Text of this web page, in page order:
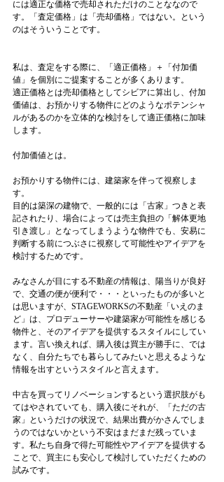
には適正な価格で売却されただけのことななので
す。「査定価格」は「売却価格」ではない。という
のはそういうことです。
私は、査定をする際に、「適正価格」＋「付加価
値」を個別にご提案することが多くあります。
適正価格とは売却価格としてシビアに算出し、付加
価値は、お預かりする物件にどのようなポテンシャ
ルがあるのかを立体的な検討をして適正価格に加味
します。
付加価値とは。
お預かりする物件には、建築家を伴って視察しま
す。
目的は築深の建物で、一般的には「古家」つきと表
記されたり、場合によっては売主負担の「解体更地
引き渡し」となってしまうような物件でも、安易に
判断する前につぶさに視察して可能性やアイデアを
検討するためです。
みなさんが目にする不動産の情報は、陽当りが良好
で、交通の便が便利で・・・といったものが多いと
は思いますが、STAGEWORKSの不動産「いえのま
ど」は、プロデューサーや建築家が可能性を感じる
物件と、そのアイデアを提供するスタイルにしてい
ます。言い換えれば、購入後は買主が勝手に、では
なく、自分たちでも暮らしてみたいと思えるような
情報を出すというスタイルと言えます。
中古を買ってリノベーションするという選択肢がも
てはやされていても、購入後にそれが、「ただの古
家」というだけの状況で、結果出費がかさんでしま
うのではないかという不安はまだまだ残っていま
す。私たち自身で得た可能性やアイデアを提供する
ことで、買主にも安心して検討していただくための
試みです。